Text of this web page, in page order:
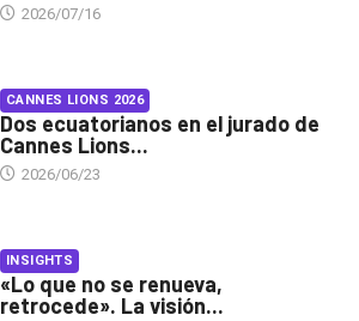
2026/07/16
CANNES LIONS 2026
Dos ecuatorianos en el jurado de
Cannes Lions...
2026/06/23
INSIGHTS
«Lo que no se renueva,
retrocede». La visión...